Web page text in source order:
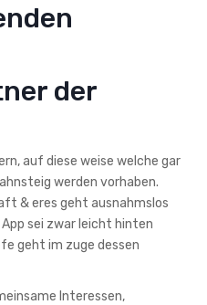
der
auf diese weise welche gar
werden vorhaben.
& eres geht ausnahmslos
sei zwar leicht hinten
geht im zuge dessen
Interessen,